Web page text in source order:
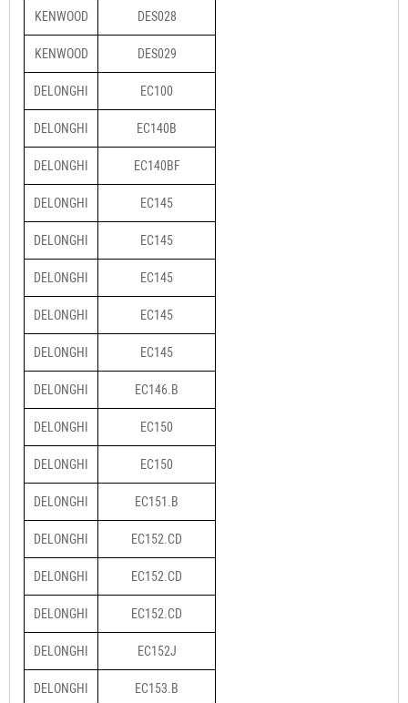
KENWOOD DES028
KENWOOD DES029
DELONGHI EC100
DELONGHI EC140B
DELONGHI EC140BF
DELONGHI EC145
DELONGHI EC145
DELONGHI EC145
DELONGHI EC145
DELONGHI EC145
DELONGHI EC146.B
DELONGHI EC150
DELONGHI EC150
DELONGHI EC151.B
DELONGHI EC152.CD
DELONGHI EC152.CD
DELONGHI EC152.CD
DELONGHI EC152J
DELONGHI EC153.B